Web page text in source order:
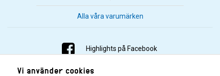
Alla våra varumärken
Highlights på Facebook
Highlights på Instagram
Vi använder cookies